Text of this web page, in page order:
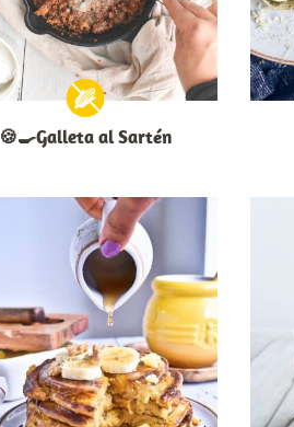
🍪🍳Galleta al Sartén